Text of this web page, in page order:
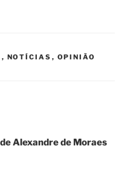
, NOTÍCIAS , OPINIÃO
Alexandre de Moraes